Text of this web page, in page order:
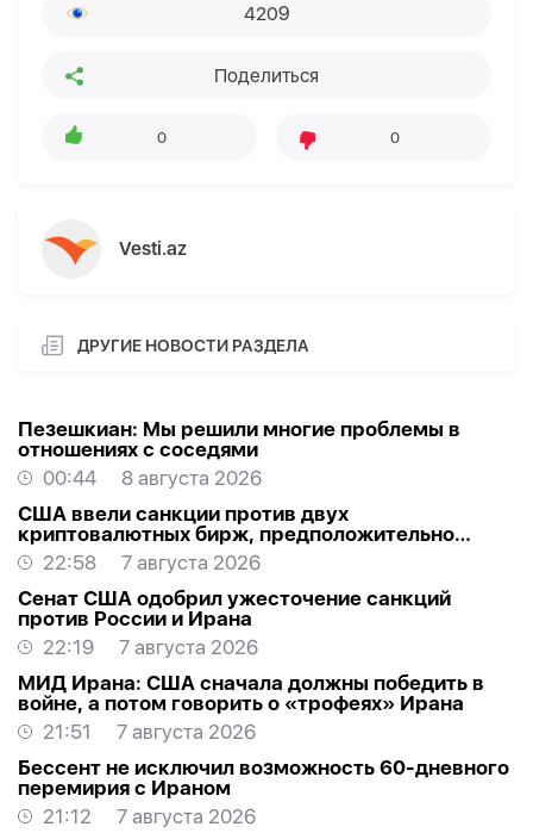
4209
Поделиться
0 0
Vesti.az
ДРУГИЕ НОВОСТИ РАЗДЕЛА
Пезешкиан: Мы решили многие проблемы в
отношениях с соседями
00:44
8 августа 2026
США ввели санкции против двух
криптовалютных бирж, предположительно
оказывавших финансовую помощь Ирану
22:58
7 августа 2026
Сенат США одобрил ужесточение санкций
против России и Ирана
22:19
7 августа 2026
МИД Ирана: США сначала должны победить в
войне, а потом говорить о «трофеях» Ирана
21:51
7 августа 2026
Бессент не исключил возможность 60-дневного
перемирия с Ираном
21:12
7 августа 2026